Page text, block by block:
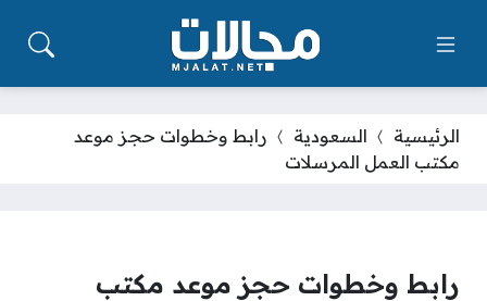
الرئيسية السعودية
رابط وخطوات حجز موعد
مكتب العمل المرسلات
رابط وخطوات حجز موعد مكتب